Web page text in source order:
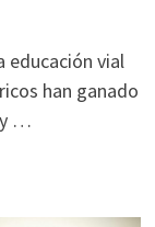
educación vial
han ganado
y …